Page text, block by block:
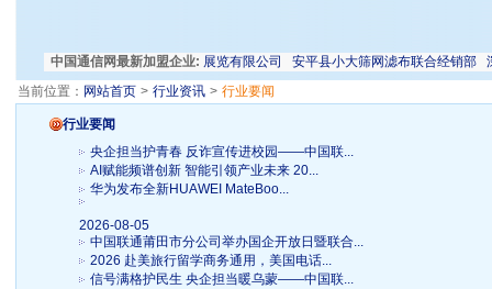
中国通信网最新加盟企业:
恒电力电气有限公司 天津振威展览有限公司 安平县小大筛网滤布联合经销部
深
当前位置： 网站首页 > 行业资讯 > 行业要闻
行业要闻
央企担当护青春 反诈宣传进校园——中国联...
AI赋能频谱创新 智能引领产业未来 20...
华为发布全新HUAWEI MateBoo...
2026-08-05
中国联通莆田市分公司举办国企开放日暨联合...
2026 赴美旅行留学商务通用，美国电话...
信号满格护民生 央企担当暖乌蒙——中国联...